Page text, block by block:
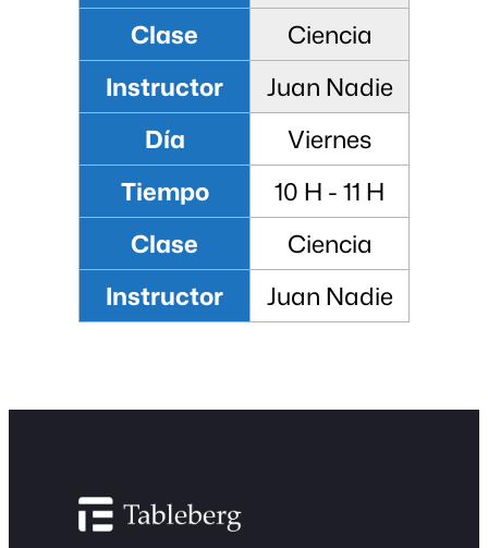
Clase
Ciencia
Instructor
Juan Nadie
Día
Viernes
Tiempo
10 H - 11 H
Clase
Ciencia
Instructor
Juan Nadie